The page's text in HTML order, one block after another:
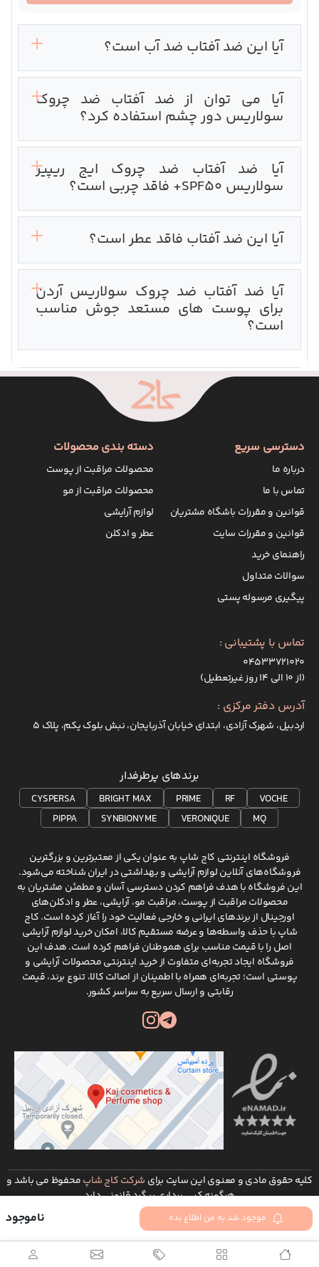
آیا این ضد آفتاب ضد آب است؟
آیا می توان از ضد آفتاب ضد چروک
سولاریس دور چشم استفاده کرد؟
آیا ضد آفتاب ضد چروک ایج ریپیر
سولاریس SPF50+ فاقد چربی است؟‌
آیا این ضد آفتاب فاقد عطر است؟
آیا ضد آفتاب ضد چروک سولاریس آردن
برای پوست های مستعد جوش مناسب
است؟‌
موجود شد به من اطلاع بده ناموجود
دسترسی سریع
درباره ما
تماس با ما
قوانین و مقررات باشگاه مشتریان
قوانین و مقررات سایت
راهنمای خرید
سوالات متداول
پیگیری مرسوله پستی
دسته بندی محصولات
محصولات مراقبت از پوست
محصولات مراقبت از مو
لوازم آرایشی
عطر و ادکلن
تماس با پشتیبانی :
۰۴۵۳۳۷۲۱۰۲۰
(از ۱۰ الی ۱۴ روز غیرتعطیل)
آدرس دفتر مرکزی :
اردبیل، شهرک آزادی، ابتدای خیابان آذربایجان، نبش بلوک یکم، پلاک 5
برندهای پرطرفدار
VOCHE
RF
PRIME
BRIGHT MAX
CYSPERSA
MQ
VERONIQUE
SYNBIONYME
PIPPA
فروشگاه اینترنتی کاج شاپ به عنوان یکی از معتبرترین و بزرگترین
فروشگاه‌های آنلاین لوازم آرایشی و بهداشتی در ایران شناخته می‌شود.
این فروشگاه با هدف فراهم کردن دسترسی آسان و مطمئن مشتریان به
محصولات مراقبت از پوست، مراقبت مو، آرایشی، عطر و ادکلن‌های
اورجینال از برندهای ایرانی و خارجی فعالیت خود را آغاز کرده است. کاج
شاپ با حذف واسطه‌ها و عرضه مستقیم کالا، امکان خرید لوازم آرایشی
اصل را با قیمت مناسب برای هموطنان فراهم کرده است. هدف این
فروشگاه ایجاد تجربه‌ای متفاوت از خرید اینترنتی محصولات آرایشی و
پوستی است؛ تجربه‌ای همراه با اطمینان از اصالت کالا، تنوع برند، قیمت
رقابتی و ارسال سریع به سراسر کشور.
کلیه حقوق مادی و معنوی این سایت برای شرکت کاج شاپمحفوظ می باشد و
هرگونه کپی برداری پیگرد قانونی دارد
توسعه و طراحی :شرکت طراحی سایت ره وب